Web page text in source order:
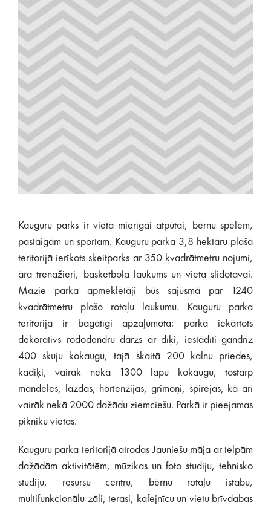
Kauguru parks ir vieta mierīgai atpūtai, bērnu spēlēm,
pastaigām un sportam. Kauguru parka 3,8 hektāru plašā
teritorijā ierīkots skeitparks ar 350 kvadrātmetru nojumi,
āra trenažieri, basketbola laukums un vieta slidotavai.
Mazie parka apmeklētāji būs sajūsmā par 1240
kvadrātmetru plašo rotaļu laukumu. Kauguru parka
teritorija ir bagātīgi apzaļumota: parkā iekārtots
dekoratīvs rododendru dārzs ar dīķi, iestādīti gandrīz
400 skuju kokaugu, tajā skaitā 200 kalnu priedes,
kadiķi, vairāk nekā 1300 lapu kokaugu, tostarp
mandeles, lazdas, hortenzijas, grimoņi, spirejas, kā arī
vairāk nekā 2000 dažādu ziemciešu. Parkā ir pieejamas
pikniku vietas.
Kauguru parka teritorijā atrodas Jauniešu māja ar telpām
dažādām aktivitātēm, mūzikas un foto studiju, tehnisko
studiju, resursu centru, bērnu rotaļu istabu,
multifunkcionālu zāli, terasi, kafejnīcu un vietu brīvdabas